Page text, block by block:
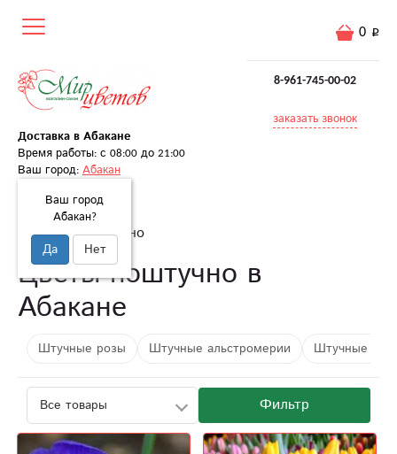
8-961-745-00-02
заказать звонок
Доставка в Абакане
Время работы: с 08:00 до 21:00
Ваш город: Абакан
Ваш город
Абакан?
Да Нет
0
Главная Поштучно
Цветы поштучно в
Абакане
Штучные розы Штучные альстромерии Штучные
Фильтр